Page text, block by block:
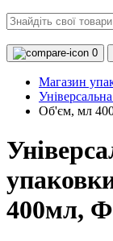
0
Магазин
Об'єм, мл
400мл,